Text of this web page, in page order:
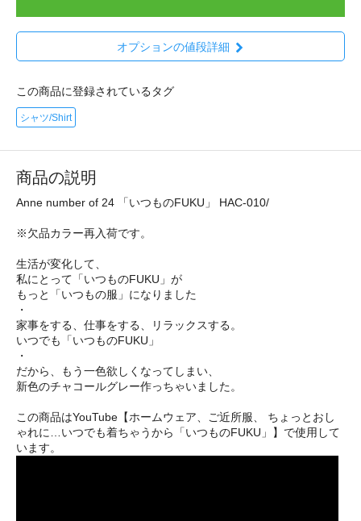
オプションの値段詳細
この商品に登録されているタグ
シャツ/Shirt
商品の説明
Anne number of 24 「いつものFUKU」 HAC-010/
※欠品カラー再入荷です。
生活が変化して、
私にとって「いつものFUKU」が
もっと「いつもの服」になりました
・
家事をする、仕事をする、リラックスする。
いつでも「いつものFUKU」
・
だから、もう一色欲しくなってしまい、
新色のチャコールグレー作っちゃいました。
この商品はYouTube【ホームウェア、ご近所服、 ちょっとおし
ゃれに…いつでも着ちゃうから「いつものFUKU」】で使用して
います。